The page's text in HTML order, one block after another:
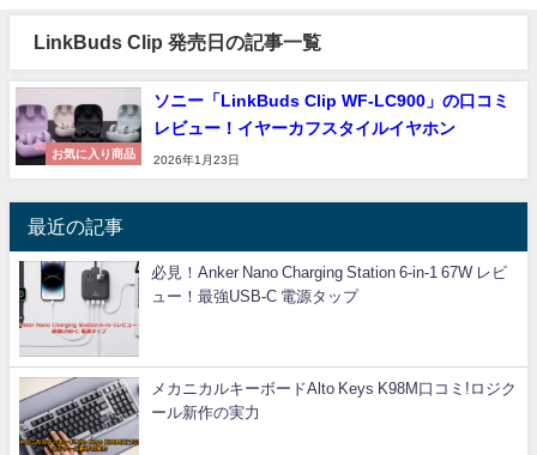
LinkBuds Clip 発売日の記事一覧
お気に入り商品
ソニー「LinkBuds Clip WF-LC900」の口コミ
レビュー！イヤーカフスタイルイヤホン
2026年1月23日
最近の記事
必見！Anker Nano Charging Station 6-in-1 67W レビ
ュー！最強USB-C 電源タップ
メカニカルキーボードAlto Keys K98M口コミ!ロジク
ール新作の実力